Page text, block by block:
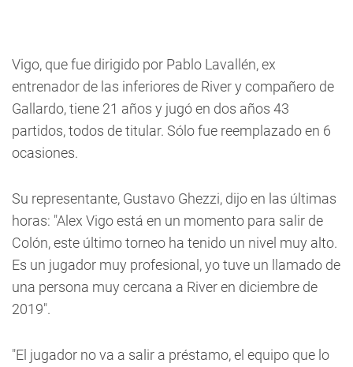
Vigo, que fue dirigido por Pablo Lavallén, ex
entrenador de las inferiores de River y compañero de
Gallardo, tiene 21 años y jugó en dos años 43
partidos, todos de titular. Sólo fue reemplazado en 6
ocasiones.
Su representante, Gustavo Ghezzi, dijo en las últimas
horas: "Alex Vigo está en un momento para salir de
Colón, este último torneo ha tenido un nivel muy alto.
Es un jugador muy profesional, yo tuve un llamado de
una persona muy cercana a River en diciembre de
2019".
"El jugador no va a salir a préstamo, el equipo que lo